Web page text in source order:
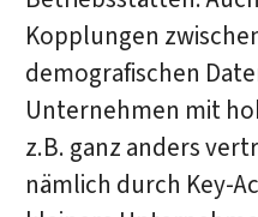
Kopplungen
demografischen
Unternehmen mit
z.B. ganz anders
nämlich durch Key-